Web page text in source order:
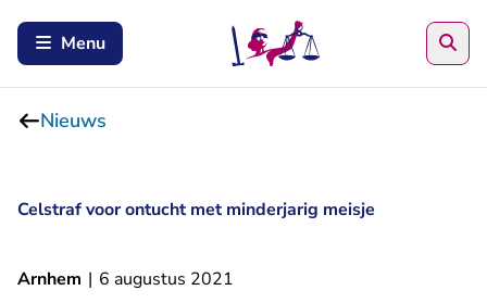
Menu
Nieuws
Celstraf voor ontucht met minderjarig meisje
Arnhem | 6 augustus 2021